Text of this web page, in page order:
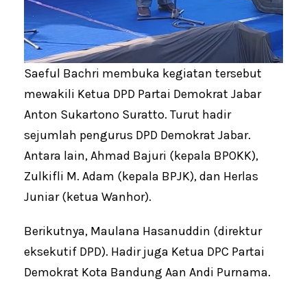
Saeful Bachri membuka kegiatan tersebut
mewakili Ketua DPD Partai Demokrat Jabar
Anton Sukartono Suratto. Turut hadir
sejumlah pengurus DPD Demokrat Jabar.
Antara lain, Ahmad Bajuri (kepala BPOKK),
Zulkifli M. Adam (kepala BPJK), dan Herlas
Juniar (ketua Wanhor).
Berikutnya, Maulana Hasanuddin (direktur
eksekutif DPD). Hadir juga Ketua DPC Partai
Demokrat Kota Bandung Aan Andi Purnama.